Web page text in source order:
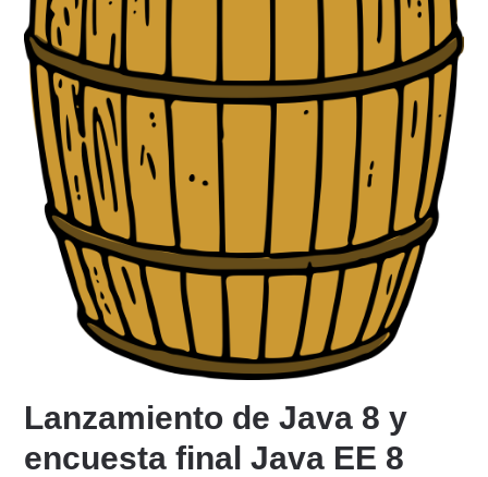
Lanzamiento de Java 8 y
encuesta final Java EE 8